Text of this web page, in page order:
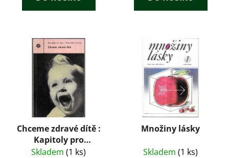
Chceme zdravé dítě :
Kapitoly pro
nastávající matky a
Skladem (1 ks)
Množiny lásky
Skladem (1 ks)